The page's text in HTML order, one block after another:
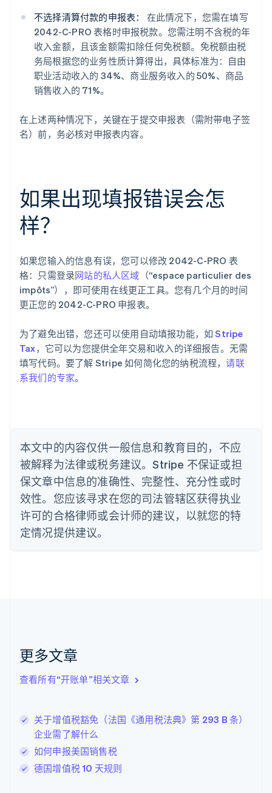
不选择清算付款的申报表：
在此情况下，您需在填写
2042-C-PRO 表格时申报税款。您需注明不含税的年
收入金额，且该金额需扣除任何免税额。免税额由税
务局根据您的业务性质计算得出，具体标准为：自由
职业活动收入的 34%、商业服务收入的 50%、商品
销售收入的 71%。
在上述两种情况下，关键在于提交申报表（需附带电子签
名）前，务必核对申报表内容。
如果出现填报错误会怎
样？
如果您输入的信息有误，您可以修改 2042-C-PRO 表
格：只需登录网站的私人区域 （“espace particulier des
impôts”），即可使用在线更正工具。您有几个月的时间
更正您的 2042-C-PRO 申报表。
为了避免出错，您还可以使用自动填报功能，如Stripe
Tax，它可以为您提供全年交易和收入的详细报告。无需
填写代码。要了解 Stripe 如何简化您的纳税流程，请联
系我们的专家。
本文中的内容仅供一般信息和教育目的，不应
被解释为法律或税务建议。Stripe 不保证或担
保文章中信息的准确性、完整性、充分性或时
效性。您应该寻求在您的司法管辖区获得执业
许可的合格律师或会计师的建议，以就您的特
定情况提供建议。
更多文章
查看所有“开账单”相关文章
关于增值税豁免（法国《通用税法典》第 293 B 条）
企业需了解什么
如何申报美国销售税
德国增值税 10 天规则
爱尔兰
English
爱沙尼亚
English
澳大利亚
English
巴西
Português
English
丹麦
English
德国
DeutschEnglish
法国
FrançaisEnglish
芬兰
EnglishSvenska
English Italiano
拉脱维亚
立陶宛
DeutschEnglish
卢森堡
罗马尼亚
English